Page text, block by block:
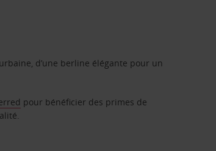
d’une berline élégante pour un
pour bénéficier des primes de